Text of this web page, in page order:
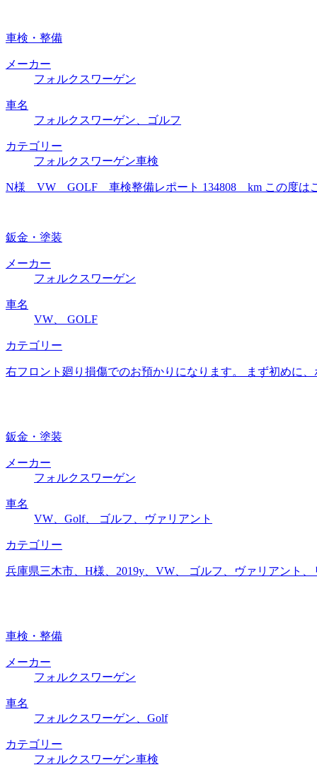
車検・整備
メーカー
フォルクスワーゲン
車名
フォルクスワーゲン、ゴルフ
カテゴリー
フォルクスワーゲン車検
N様 VW GOLF 車検整備レポート 134808 km この度はご
鈑金・塗装
メーカー
フォルクスワーゲン
車名
VW、 GOLF
カテゴリー
右フロント廻り損傷でのお預かりになります。 まず初めに
鈑金・塗装
メーカー
フォルクスワーゲン
車名
VW、Golf、 ゴルフ、ヴァリアント
カテゴリー
兵庫県三木市、H様、2019y、VW、 ゴルフ、ヴァリアント
車検・整備
メーカー
フォルクスワーゲン
車名
フォルクスワーゲン、Golf
カテゴリー
フォルクスワーゲン車検